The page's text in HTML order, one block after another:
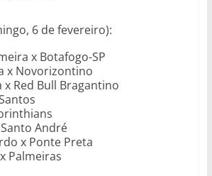
6 de fevereiro):
x Botafogo-SP
x Novorizontino
x Red Bull Bragantino
André
x Ponte Preta
Palmeiras